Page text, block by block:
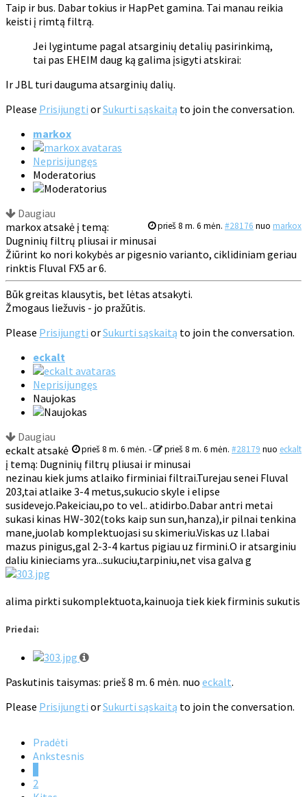
Taip ir bus. Dabar tokius ir HapPet gamina. Tai manau reikia
keisti į rimtą filtrą.
Jei lygintume pagal atsarginių detalių pasirinkimą,
tai pas EHEIM daug ką galima įsigyti atskirai:
Ir JBL turi dauguma atsarginių dalių.
Please Prisijungti orSukurti sąskaitą to join the conversation.
markox
Neprisijungęs
Moderatorius
Daugiau
prieš 8 m. 6 mėn. #28176 nuo markox
markox atsakė į temą:
Dugninių filtrų pliusai ir minusai
Žiūrint ko nori kokybės ar pigesnio varianto, ciklidiniam geriau
rinktis Fluval FX5 ar 6.
Būk greitas klausytis, bet lėtas atsakyti.
Žmogaus liežuvis - jo pražūtis.
Please Prisijungti orSukurti sąskaitą to join the conversation.
eckalt
Neprisijungęs
Naujokas
Daugiau
prieš 8 m. 6 mėn. - prieš 8 m. 6 mėn. #28179 nuo eckalt
eckalt atsakė
į temą: Dugninių filtrų pliusai ir minusai
nezinau kiek jums atlaiko firminiai filtrai.Turejau senei Fluval
203,tai atlaike 3-4 metus,sukucio skyle i elipse
susidevejo.Pakeiciau,po to vel.. atidirbo.Dabar antri metai
sukasi kinas HW-302(toks kaip sun sun,hanza),ir pilnai tenkina
mane,juolab komplektuojasi su skimeriu.Viskas uz l.labai
mazus pinigus,gal 2-3-4 kartus pigiau uz firmini.O ir atsarginiu
daliu kinieciams yra...sukuciu,tarpiniu,net visa galva g
alima pirkti sukomplektuota,kainuoja tiek kiek firminis sukutis
Priedai:
Paskutinis taisymas: prieš 8 m. 6 mėn. nuo eckalt.
Please Prisijungti orSukurti sąskaitą to join the conversation.
Pradėti
Ankstesnis
2